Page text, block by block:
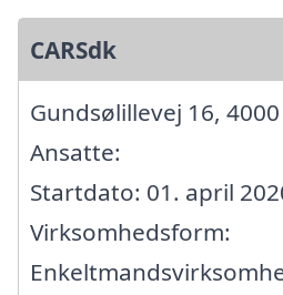
CARSdk
Gundsølillevej 16,
Ansatte:
Startdato: 01. april
Virksomhedsform: